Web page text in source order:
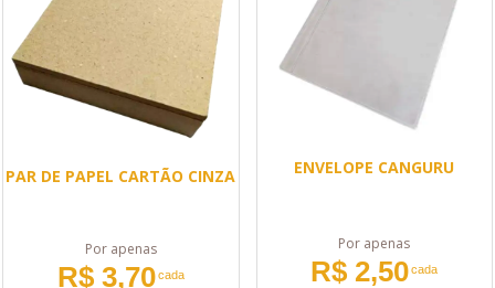
PAR DE PAPEL CARTÃO CINZA
Por apenas
R$ 3,70cada
ENVELOPE CANGURU
Por apenas
R$ 2,50cada